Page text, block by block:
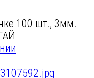
100 шт., 3мм.